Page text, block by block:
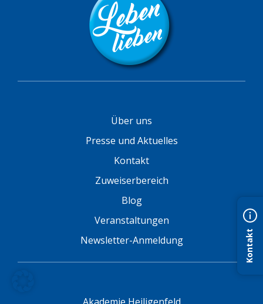
Kontakt
Über uns
Presse und Aktuelles
Kontakt
Zuweiserbereich
Blog
Veranstaltungen
Newsletter-Anmeldung